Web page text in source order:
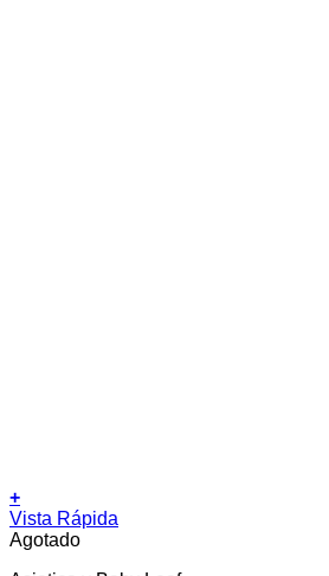
+
Vista Rápida
Agotado